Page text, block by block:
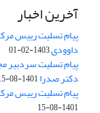
آخرین اخبار
پیام تسلیت رییس
داوودی1403-02-01
پیام تسلیت سردبیر
دکتر صدرا1401-08-15
پیام تسلیت رییس
1401-08-15